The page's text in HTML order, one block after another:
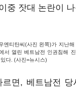
중 잣대 논란이
옌티탄씨(사진 왼쪽)가 지난
서 열린 베트남전 인권침해
다. (사진=뉴시스)
르면, 베트남전